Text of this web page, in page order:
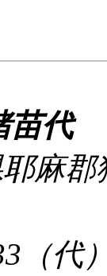
苗代
耶麻